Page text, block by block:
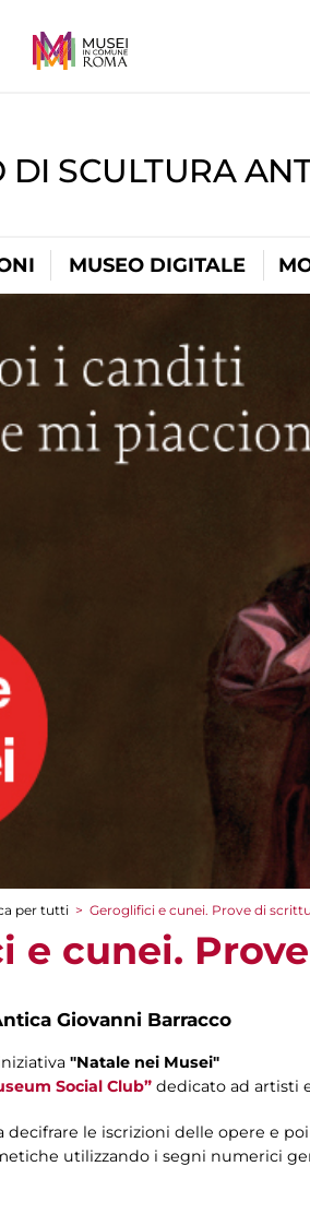
DI SCULTURA
MUSEO DIGITALE
per tutti > Geroglifici e cunei. Prove di
e cunei.
Giovanni Barracco
"Natale nei Musei"
Social Club” dedicato ad artisti
decifrare le iscrizioni delle opere e
utilizzando i segni numerici